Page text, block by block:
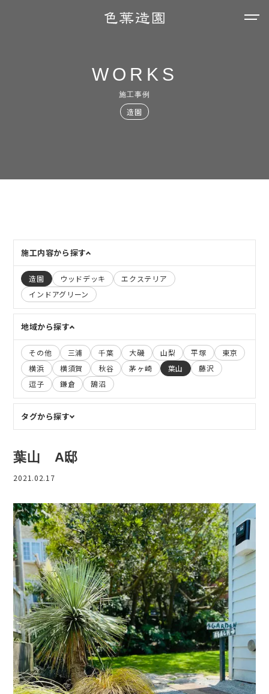
WORKS
施工事例
造園
施工内容から探す
造園 ウッドデッキ
エクステリア
インドアグリーン
地域から探す
その他 三浦 千葉 大磯 山梨 平塚
東京
横浜
横須賀 秋谷 茅ヶ崎 葉山
藤沢
逗子
鎌倉 鵠沼
タグから探す
葉山 A邸
2021.02.17